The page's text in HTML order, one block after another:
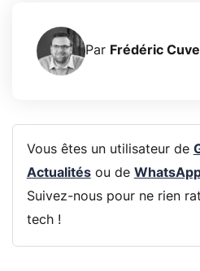
Par Frédéric
Vous êtes un utilisateur de
Actualitésou de
Suivez-nous pour ne rien
tech !